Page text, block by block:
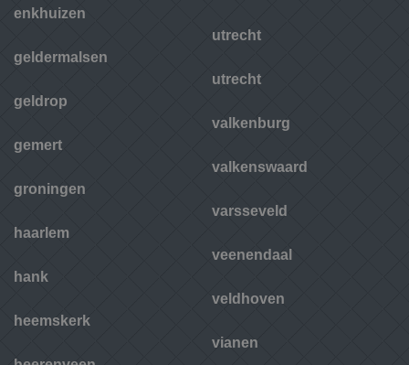
enkhuizen
geldermalsen
geldrop
gemert
groningen
haarlem
hank
heemskerk
utrecht
utrecht
valkenburg
valkenswaard
varsseveld
veenendaal
veldhoven
vianen